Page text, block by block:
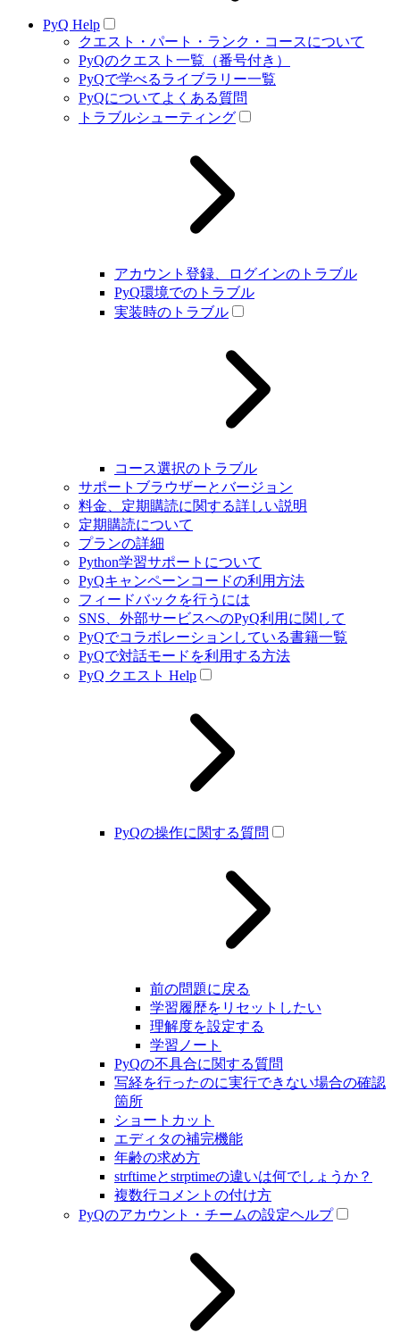
PyQ Help
クエスト・パート・ランク・コースについて
PyQのクエスト一覧（番号付き）
PyQで学べるライブラリー一覧
PyQについてよくある質問
トラブルシューティング
アカウント登録、ログインのトラブル
PyQ環境でのトラブル
実装時のトラブル
コース選択のトラブル
サポートブラウザーとバージョン
料金、定期購読に関する詳しい説明
定期購読について
プランの詳細
Python学習サポートについて
PyQキャンペーンコードの利用方法
フィードバックを行うには
SNS、外部サービスへのPyQ利用に関して
PyQでコラボレーションしている書籍一覧
PyQで対話モードを利用する方法
PyQ クエスト Help
PyQの操作に関する質問
前の問題に戻る
学習履歴をリセットしたい
理解度を設定する
学習ノート
PyQの不具合に関する質問
写経を行ったのに実行できない場合の確認
箇所
ショートカット
エディタの補完機能
年齢の求め方
strftimeとstrptimeの違いは何でしょうか？
複数行コメントの付け方
PyQのアカウント・チームの設定ヘルプ